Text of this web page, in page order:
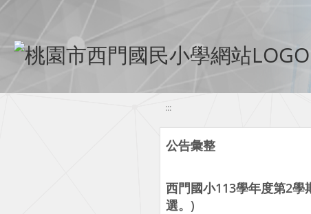
移至網頁之主要內容區位置
:::
公告彙整
西門國小113學年度第2學
選。)